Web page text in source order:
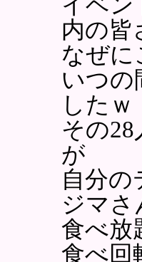
内の皆
なぜに
いつの
したｗ
その
が
自分の
ジマさ
食べ放
食べ回